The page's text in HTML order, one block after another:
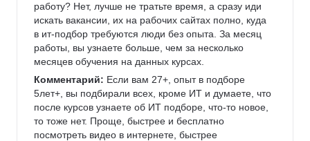
работу? Нет, лучше не тратьте время, а сразу иди
искать вакансии, их на рабочих сайтах полно, куда
в ит-подбор требуются люди без опыта. За месяц
работы, вы узнаете больше, чем за несколько
месяцев обучения на данных курсах.
Комментарий: Если вам 27+, опыт в подборе
5лет+, вы подбирали всех, кроме ИТ и думаете, что
после курсов узнаете об ИТ подборе, что-то новое,
то тоже нет. Проще, быстрее и бесплатно
посмотреть видео в интернете, быстрее